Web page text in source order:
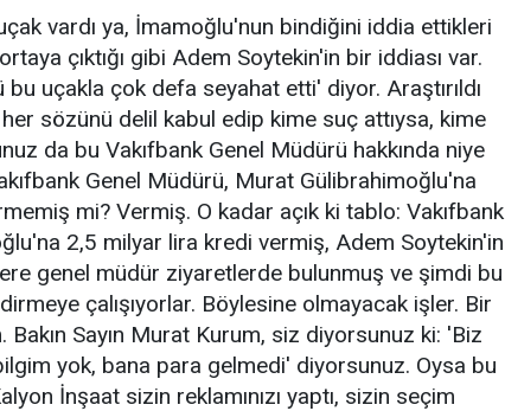
vardı ya, İmamoğlu'nun bindiğini iddia ettikleri
çıktığı gibi Adem Soytekin'in bir iddiası var.
uçakla çok defa seyahat etti' diyor. Araştırıldı
her sözünü delil kabul edip kime suç attıysa, kime
da bu Vakıfbank Genel Müdürü hakkında niye
Genel Müdürü, Murat Gülibrahimoğlu'na
mi? Vermiş. O kadar açık ki tablo: Vakıfbank
2,5 milyar lira kredi vermiş, Adem Soytekin'in
genel müdür ziyaretlerde bulunmuş ve şimdi bu
çalışıyorlar. Böylesine olmayacak işler. Bir
Sayın Murat Kurum, siz diyorsunuz ki: 'Biz
yok, bana para gelmedi' diyorsunuz. Oysa bu
İnşaat sizin reklamınızı yaptı, sizin seçim